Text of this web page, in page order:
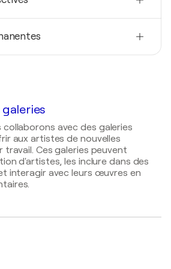
Nijmegen, Pays-Bas
monumentaal kerkje - Persingen,
- Arnhem, Pays-Bas
kassen bij Jachthuis
Pays-Bas
Zeeland - Blijdorp, Pays-
collaborons avec des galeries
aux artistes de nouvelles
travail. Ces galeries peuvent
d'artistes, les inclure dans des
interagir avec leurs œuvres en